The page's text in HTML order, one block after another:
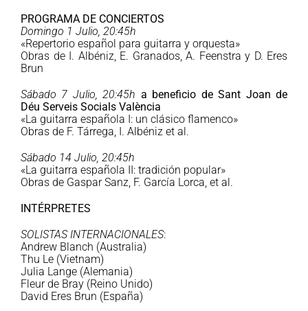
PROGRAMA DE CONCIERTOS
Domingo 1 Julio, 20:45h
«Repertorio español para guitarra y orquesta»
Obras de I. Albéniz, E. Granados, A. Feenstra y D. Eres
Brun
Sábado 7 Julio, 20:45h a beneficio de Sant Joan de
Déu Serveis Socials València
«La guitarra española I: un clásico flamenco»
Obras de F. Tárrega, I. Albéniz et al.
Sábado 14 Julio, 20:45h
«La guitarra española II: tradición popular»
Obras de Gaspar Sanz, F. García Lorca, et al.
INTÉRPRETES
SOLISTAS INTERNACIONALES:
Andrew Blanch (Australia)
Thu Le (Vietnam)
Julia Lange (Alemania)
Fleur de Bray (Reino Unido)
David Eres Brun (España)